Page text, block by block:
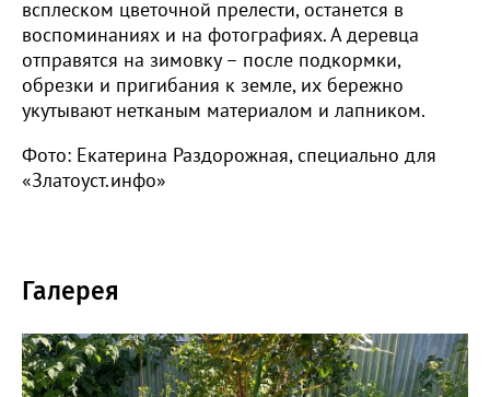
всплеском цветочной прелести, останется в
воспоминаниях и на фотографиях. А деревца
отправятся на зимовку – после подкормки,
обрезки и пригибания к земле, их бережно
укутывают нетканым материалом и лапником.
Фото: Екатерина Раздорожная, специально для
«Златоуст.инфо»
Галерея